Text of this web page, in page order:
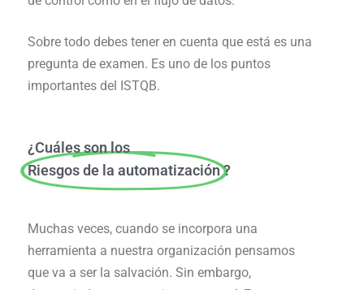
Sobre todo debes tener en cuenta que está es una
pregunta de examen. Es uno de los puntos
importantes del ISTQB.
¿Cuáles son los
Riesgos de la automatización?
Muchas veces, cuando se incorpora una
herramienta a nuestra organización pensamos
que va a ser la salvación. Sin embargo,